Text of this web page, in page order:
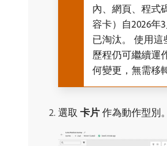
內、網頁、程式
容卡）自2026年
已淘汰。 使用
歷程仍可繼續運
何變更，無需移
選取​ 卡片 ​作為動作型別。